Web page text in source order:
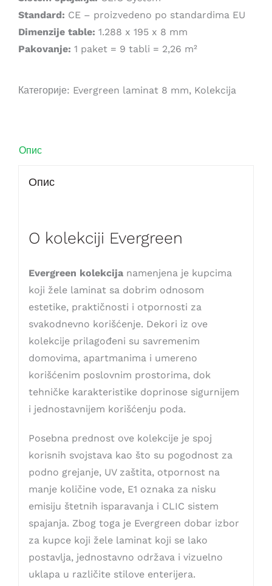
Standard: CE – proizvedeno po standardima EU
Dimenzije table: 1.288 x 195 x 8 mm
Pakovanje: 1 paket = 9 tabli = 2,26 m²
Категорије: Evergreen laminat 8 mm, Kolekcija
Опис
Опис
O kolekciji Evergreen
Evergreen kolekcijanamenjena je kupcima
koji žele laminat sa dobrim odnosom
estetike, praktičnosti i otpornosti za
svakodnevno korišćenje. Dekori iz ove
kolekcije prilagođeni su savremenim
domovima, apartmanima i umereno
korišćenim poslovnim prostorima, dok
tehničke karakteristike doprinose sigurnijem
i jednostavnijem korišćenju poda.
Posebna prednost ove kolekcije je spoj
korisnih svojstava kao što su pogodnost za
podno grejanje, UV zaštita, otpornost na
manje količine vode, E1 oznaka za nisku
emisiju štetnih isparavanja i CLIC sistem
spajanja. Zbog toga je Evergreen dobar izbor
za kupce koji žele laminat koji se lako
postavlja, jednostavno održava i vizuelno
uklapa u različite stilove enterijera.